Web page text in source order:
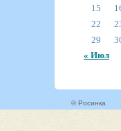
15
22
29
« Июл
© Росинка